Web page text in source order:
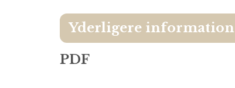
Yderligere information
PDF